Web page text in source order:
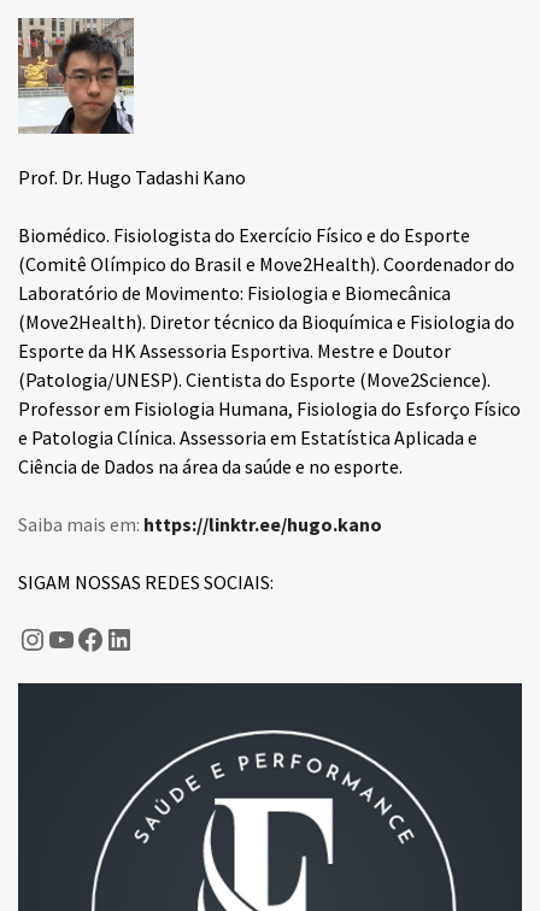
Prof. Dr. Hugo Tadashi Kano
Biomédico. Fisiologista do Exercício Físico e do Esporte
(Comitê Olímpico do Brasil e Move2Health). Coordenador do
Laboratório de Movimento: Fisiologia e Biomecânica
(Move2Health). Diretor técnico da Bioquímica e Fisiologia do
Esporte da HK Assessoria Esportiva. Mestre e Doutor
(Patologia/UNESP). Cientista do Esporte (Move2Science).
Professor em Fisiologia Humana, Fisiologia do Esforço Físico
e Patologia Clínica. Assessoria em Estatística Aplicada e
Ciência de Dados na área da saúde e no esporte.
Saiba mais em: https://linktr.ee/hugo.kano
SIGAM NOSSAS REDES SOCIAIS:
Hugo KanoFisiologia do Esporte
Fisiologia do Esporte
LinkedIn